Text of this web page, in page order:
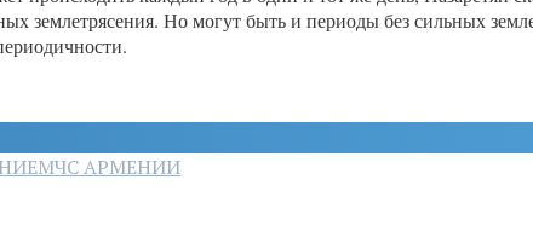
землетрясения. Но могут быть и периоды без сильных
МЧС АРМЕНИИ